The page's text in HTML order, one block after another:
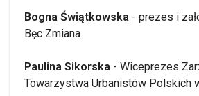
Bogna Świątkowska - prezes i
Bęc Zmiana
Paulina Sikorska - Wiceprezes
Towarzystwa Urbanistów Polskich